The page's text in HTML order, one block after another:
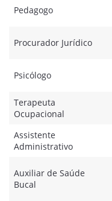
Pedagogo
Procurador Jurídico
Psicólogo
Terapeuta
Ocupacional
Assistente
Administrativo
Auxiliar de Saúde
Bucal